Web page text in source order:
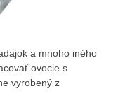
a mnoho iného
ovocie s
vyrobený z